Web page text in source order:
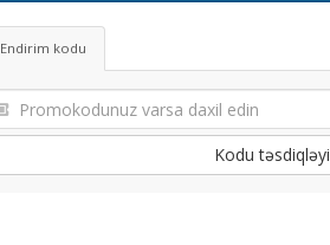
Endirim kodu
Kodu